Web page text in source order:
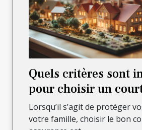
Quels critères sont
pour choisir un
assurant sûreté et
biens et de la
Lorsqu’il s’agit de protéger
votre famille, choisir le bon